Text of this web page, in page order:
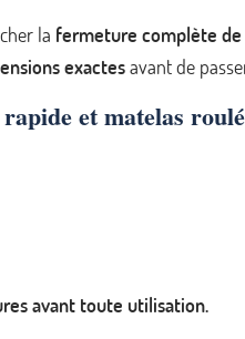
la fermeture complète de
exactesavant de
et matelas roulé
avant toute utilisation.